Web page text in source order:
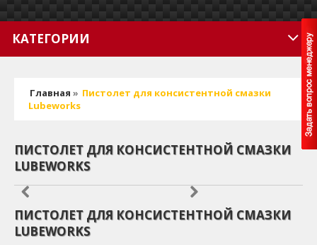
КАТЕГОРИИ
Главная » Пистолет для консистентной смазки
Lubeworks
ПИСТОЛЕТ ДЛЯ КОНСИСТЕНТНОЙ СМАЗКИ
LUBEWORKS
ПИСТОЛЕТ ДЛЯ КОНСИСТЕНТНОЙ СМАЗКИ
LUBEWORKS